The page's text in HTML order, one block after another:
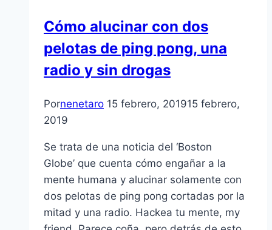
Cómo alucinar con dos
pelotas de ping pong, una
radio y sin drogas
Pornenetaro 15 febrero, 201915 febrero,
2019
Se trata de una noticia del ‘Boston
Globe’ que cuenta cómo engañar a la
mente humana y alucinar solamente con
dos pelotas de ping pong cortadas por la
mitad y una radio. Hackea tu mente, my